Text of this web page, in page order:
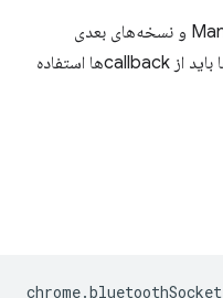
Promiseها فقط برای Manifest V3 و نسخه‌های بعدی
پشتیبانی می‌شوند، سایر پلتفرم‌ها باید از callbackها استفاده
chrome.bluetoothSocket